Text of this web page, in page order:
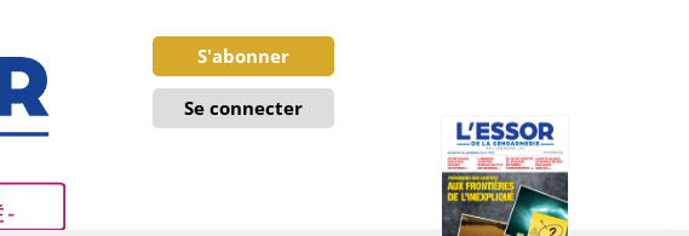
S'abonner
Se connecter